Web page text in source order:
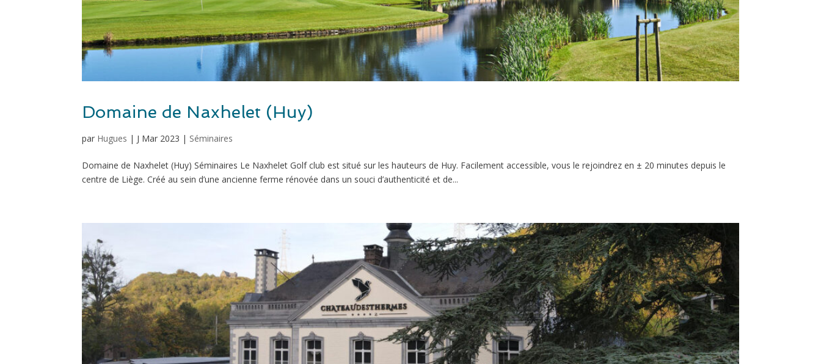
Domaine de Naxhelet (Huy)
par Hugues | J Mar 2023 | Séminaires
Domaine de Naxhelet (Huy) Séminaires Le Naxhelet Golf club est situé sur les hauteurs de Huy. Facilement accessible, vous le rejoindrez en ± 20 minutes depuis le
centre de Liège. Créé au sein d’une ancienne ferme rénovée dans un souci d’authenticité et de...